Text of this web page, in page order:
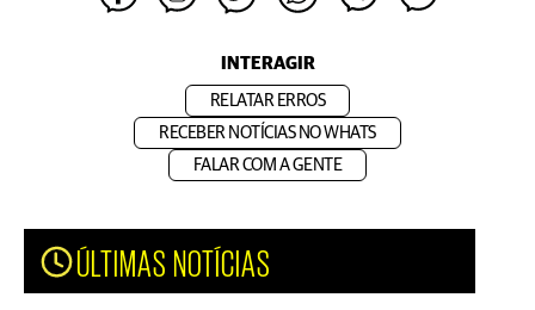
INTERAGIR
RELATAR ERROS
RECEBER NOTÍCIAS NO WHATS
FALAR COM A GENTE
ÚLTIMAS NOTÍCIAS